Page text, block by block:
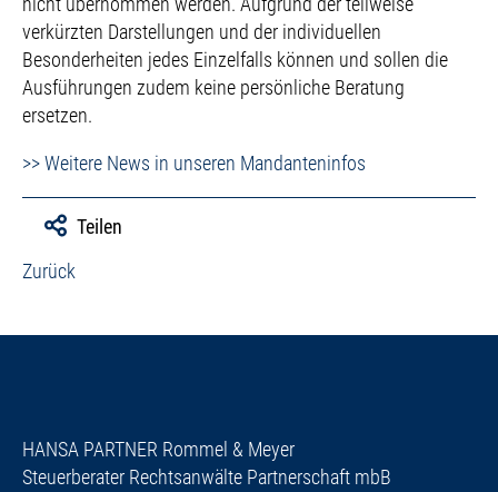
verkürzten Darstellungen und der individuellen
Besonderheiten jedes Einzelfalls können und sollen die
Ausführungen zudem keine persönliche Beratung
ersetzen.
>> Weitere News in unseren Mandanteninfos
Teilen
Zurück
HANSA PARTNER Rommel & Meyer
Steuerberater Rechtsanwälte Partnerschaft mbB